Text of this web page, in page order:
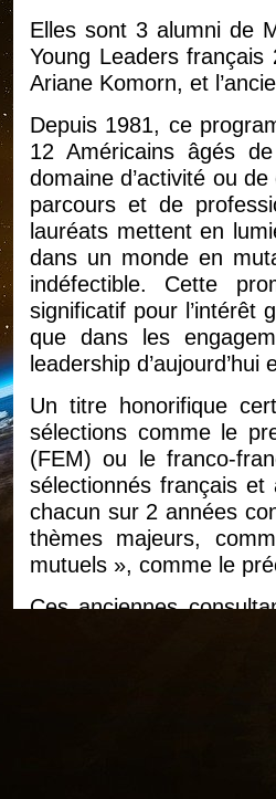
Elles sont 3 alumni de
Young Leaders
Ariane Komorn, et
Depuis 1981, ce
12 Américains âgés
domaine d’activité ou
parcours et de
lauréats mettent en
dans un monde en
indéfectible. Cette
significatif pour l’intérêt
que dans les
leadership
Un titre honorifique
sélections comme le
(FEM) ou le franco-
sélectionnés français
chacun sur 2 années
thèmes majeurs,
mutuels », comme le
Ces anciennes
sortie de leurs études,